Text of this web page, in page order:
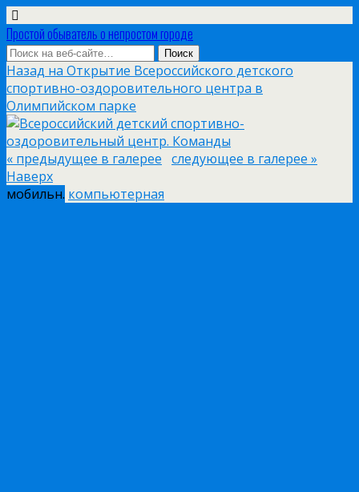
Простой обыватель о непростом городе
Назад на Открытие Всероссийского детского
спортивно-оздоровительного центра в
Олимпийском парке
« предыдущее в галерее следующее в галерее »
Наверх
мобильн. компьютерная